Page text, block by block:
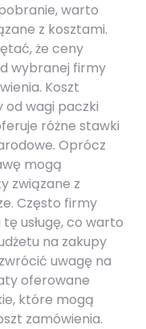
warto
z kosztami.
że ceny
wybranej firmy
Koszt
od wagi paczki
różne stawki
Oprócz
mogą
związane z
Często firmy
usługę, co warto
na zakupy
uwagę na
oferowane
które mogą
zamówienia.